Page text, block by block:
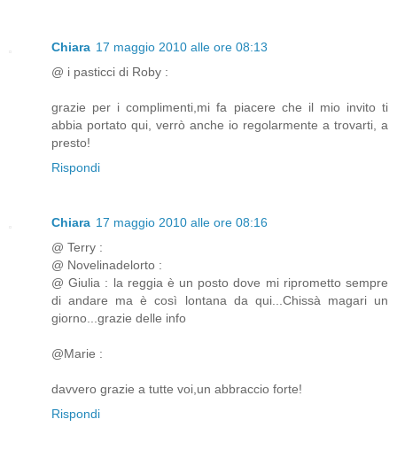
Chiara 17 maggio 2010 alle ore 08:13
@ i pasticci di Roby :
grazie per i complimenti,mi fa piacere che il mio invito ti
abbia portato qui, verrò anche io regolarmente a trovarti, a
presto!
Rispondi
Chiara 17 maggio 2010 alle ore 08:16
@ Terry :
@ Novelinadelorto :
@ Giulia : la reggia è un posto dove mi riprometto sempre
di andare ma è così lontana da qui...Chissà magari un
giorno...grazie delle info
@Marie :
davvero grazie a tutte voi,un abbraccio forte!
Rispondi